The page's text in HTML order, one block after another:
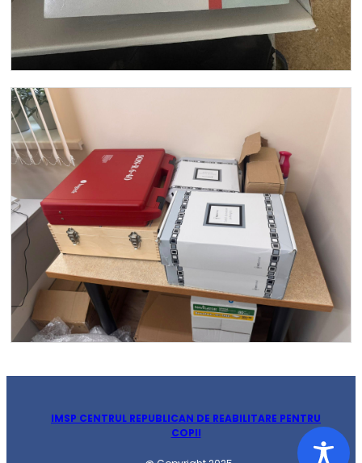
IMSP CENTRUL REPUBLICAN DE REABILITARE PENTRU
COPII